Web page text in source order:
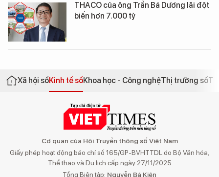
THACO của ông Trần Bá Dương lãi đột
biến hơn 7.000 tỷ
Xã hội sốKinh tế sốKhoa học - Công nghệThị trường số
Cơ quan của Hội Truyền thông số Việt Nam
Giấy phép hoạt động báo chí số 165/GP-BVHTTDL do Bộ Văn hóa,
Thể thao và Du lịch cấp ngày 27/11/2025
Tổng Biên tập: Nguyễn Bá Kiên